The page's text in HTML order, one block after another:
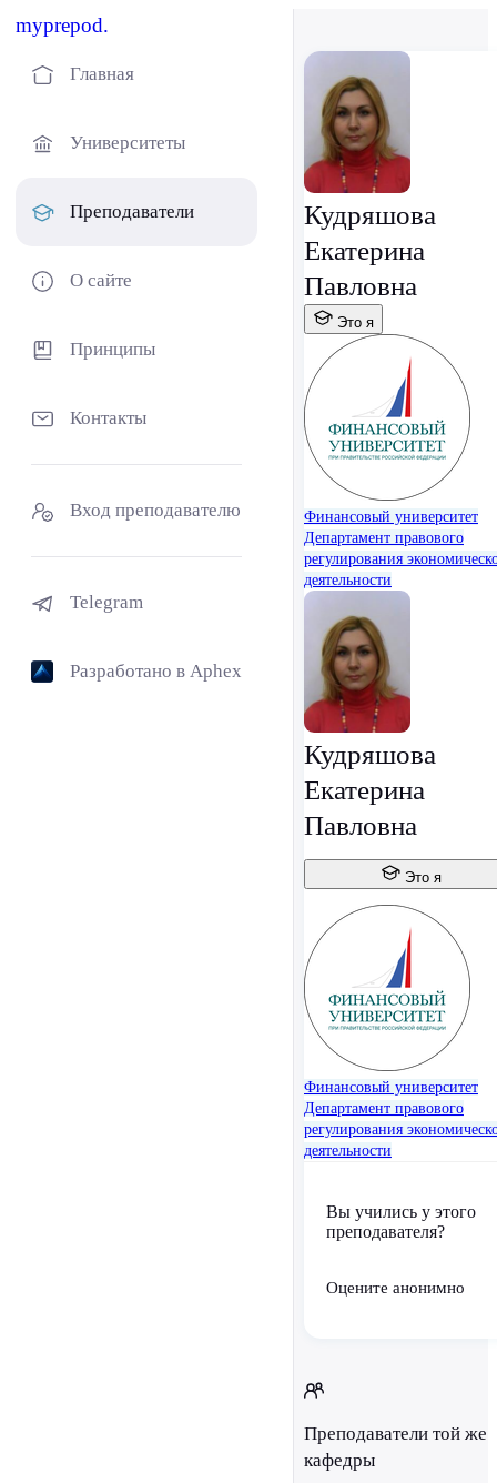
myprepod.
Главная
Университеты
Преподаватели
О сайте
Принципы
Контакты
Вход преподавателю
Telegram
Разработано в Aphex
Кудряшова
Екатерина
Павловна
Это я
Финансовый университет
Департамент правового
регулирования
деятельности
Кудряшова
Екатерина
Павловна
Это я
Финансовый университет
Департамент правового
регулирования
деятельности
Вы учились у этого
преподавателя?
Оцените анонимно
Преподаватели той же
кафедры